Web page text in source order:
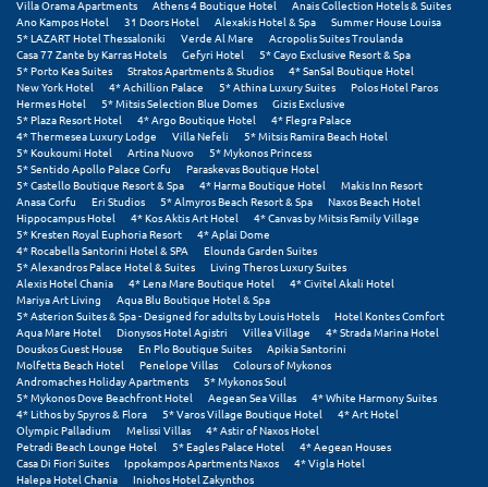
Πρέβεζα
Πύλος
Πύργος
Ρ
Ρέθυμνο
Ρίο
Ρόδος
Σ
Σαλαμίνα
Σαμοθράκη
Σάμος
Villa Orama Apartments
Athens 4 Boutique Hotel
Anais Collection Hotels & Suites
Ano Kampos Hotel
31 Doors Hotel Alexakis Hotel & Spa
Summer House Louisa
5* LAZART Hotel Thessaloniki
Verde Al Mare
Acropolis Suites Troulanda
Casa 77 Zante by Karras Hotels
Gefyri Hotel
5* Cayo Exclusive Resort & Spa
5* Porto Kea Suites
Stratos Apartments & Studios
4* SanSal Boutique Hotel
New York Hotel
4* Achillion Palace 5* Athina Luxury Suites
Polos Hotel Paros
Hermes Hotel
5* Mitsis Selection Blue Domes
Gizis Exclusive
5* Plaza Resort Hotel
4* Argo Boutique Hotel
4* Flegra Palace
4* Thermesea Luxury Lodge
Villa Nefeli
5* Mitsis Ramira Beach Hotel
5* Koukoumi Hotel
Artina Nuovo
5* Mykonos Princess
5* Sentido Apollo Palace Corfu
Paraskevas Boutique Hotel
5* Castello Boutique Resort & Spa
4* Harma Boutique Hotel
Makis Inn Resort
Anasa Corfu
Eri Studios 5* Almyros Beach Resort & Spa
Naxos Beach Hotel
Hippocampus Hotel
4* Kos Aktis Art Hotel
4* Canvas by Mitsis Family Village
5* Kresten Royal Euphoria Resort
4* Aplai Dome
4* Rocabella Santorini Hotel & SPA
Elounda Garden Suites
5* Alexandros Palace Hotel & Suites
Living Theros Luxury Suites
Alexis Hotel Chania
4* Lena Mare Boutique Hotel
4* Civitel Akali Hotel
Mariya Art Living
Aqua Blu Boutique Hotel & Spa
5* Asterion Suites & Spa - Designed for adults by Louis Hotels
Hotel Kontes Comfort
Aqua Mare Hotel
Dionysos Hotel Agistri Villea Village
4* Strada Marina Hotel
Douskos Guest House
En Plo Boutique Suites
Apikia Santorini
Molfetta Beach Hotel
Penelope Villas
Colours of Mykonos
Andromaches Holiday Apartments
5* Mykonos Soul
5* Mykonos Dove Beachfront Hotel
Aegean Sea Villas
4* White Harmony Suites
4* Lithos by Spyros & Flora
5* Varos Village Boutique Hotel
4* Art Hotel
Olympic Palladium
Melissi Villas
4* Astir of Naxos Hotel
Petradi Beach Lounge Hotel
5* Eagles Palace Hotel
4* Aegean Houses
Casa Di Fiori Suites
Ippokampos Apartments Naxos
4* Vigla Hotel
Halepa Hotel Chania
Iniohos Hotel Zakynthos